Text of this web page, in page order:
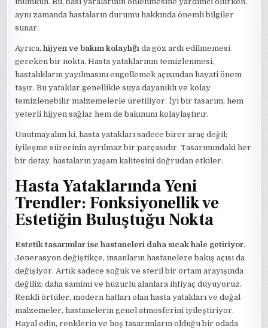
aynı zamanda hastaların durumu hakkında önemli bilgiler
sunar.
Ayrıca,hijyen ve bakım kolaylığı da göz ardı edilmemesi
gereken bir nokta. Hasta yataklarının temizlenmesi,
hastalıkların yayılmasını engellemek açısından hayati önem
taşır. Bu yataklar genellikle suya dayanıklı ve kolay
temizlenebilir malzemelerle üretiliyor. İyi bir tasarım, hem
yeterli hijyen sağlar hem de bakımını kolaylaştırır.
Unutmayalım ki, hasta yatakları sadece birer araç değil;
iyileşme sürecinin ayrılmaz bir parçasıdır. Tasarımındaki her
bir detay, hastaların yaşam kalitesini doğrudan etkiler.
Hasta Yataklarında Yeni
Trendler: Fonksiyonellik ve
Estetiğin Buluştuğu Nokta
Estetik tasarımlar ise hastaneleri daha sıcak hale getiriyor.
Jenerasyon değiştikçe, insanların hastanelere bakış açısı da
değişiyor. Artık sadece soğuk ve steril bir ortam arayışında
değiliz; daha samimi ve huzurlu alanlara ihtiyaç duyuyoruz.
Renkli örtüler, modern hatları olan hasta yatakları ve doğal
malzemeler, hastanelerin genel atmosferini iyileştiriyor.
Hayal edin, renklerin ve hoş tasarımların olduğu bir odada